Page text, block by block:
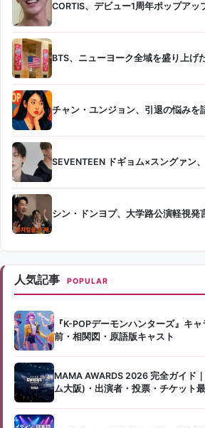
CORTIS、デビュー1周年ポップアッ
BTS、ニューヨーク全域を盛り上げ
チャン・ユンジョン、引退の悩みを
SEVENTEEN ドギョム×スングァン
シン・ドンヨプ、大学路公演軽視発
人気記事 POPULAR
『K-POPデーモンハンターズ』キ
前・相関図・原語版キャスト
MAMA AWARDS 2026 完全ガイド
ム大阪)・出演者・投票・チケット